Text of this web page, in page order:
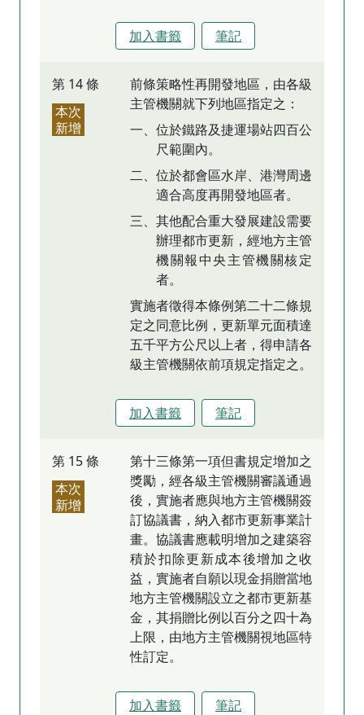
加入書籤 筆記
第 14 條
本次
新增
前條策略性再開發地區，由各級
主管機關就下列地區指定之：
一、位於鐵路及捷運場站四百公
尺範圍內。
二、位於都會區水岸、港灣周邊
適合高度再開發地區者。
三、其他配合重大發展建設需要
辦理都市更新，經地方主管
機關報中央主管機關核定
者。
實施者徵得本條例第二十二條規
定之同意比例，更新單元面積達
五千平方公尺以上者，得申請各
級主管機關依前項規定指定之。
加入書籤 筆記
第 15 條
本次
新增
第十三條第一項但書規定增加之
獎勵，經各級主管機關審議通過
後，實施者應與地方主管機關簽
訂協議書，納入都市更新事業計
畫。協議書應載明增加之建築容
積於扣除更新成本後增加之收
益，實施者自願以現金捐贈當地
地方主管機關設立之都市更新基
金，其捐贈比例以百分之四十為
上限，由地方主管機關視地區特
性訂定。
加入書籤 筆記